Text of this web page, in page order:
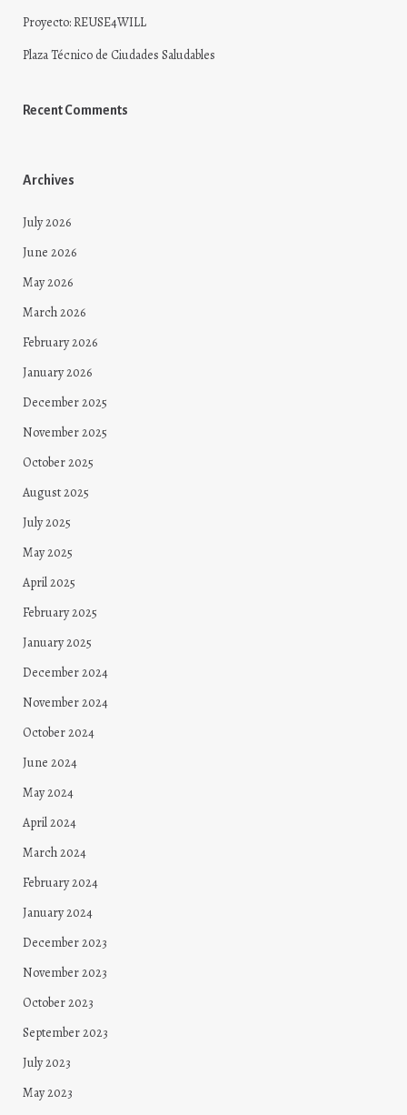
Proyecto: REUSE4WILL
Plaza Técnico de Ciudades Saludables
Recent Comments
Archives
July 2026
June 2026
May 2026
March 2026
February 2026
January 2026
December 2025
November 2025
October 2025
August 2025
July 2025
May 2025
April 2025
February 2025
January 2025
December 2024
November 2024
October 2024
June 2024
May 2024
April 2024
March 2024
February 2024
January 2024
December 2023
November 2023
October 2023
September 2023
July 2023
May 2023